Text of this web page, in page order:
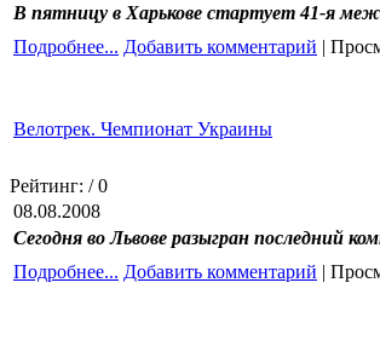
В пятницу в Харькове стартует 41-я
Подробнее... Добавить комментарий |
Велотрек. Чемпионат Украины
Рейтинг: / 0
08.08.2008
Сегодня во Львове разыгран последний
Подробнее... Добавить комментарий |